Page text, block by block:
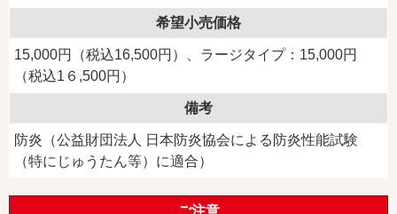
希望小売価格
15,000円（税込16,500円）、ラージタイプ：15,000円
（税込1６,500円）
備考
防炎（公益財団法人 日本防炎協会による防炎性能試験
（特にじゅうたん等）に適合）
ご注意